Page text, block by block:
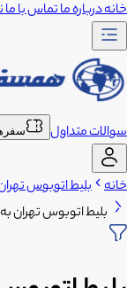
خانهدرباره ماتماس با ما
سوالات متداول
خانه بلیط اتوبوس
بلیط اتوبوس تهران